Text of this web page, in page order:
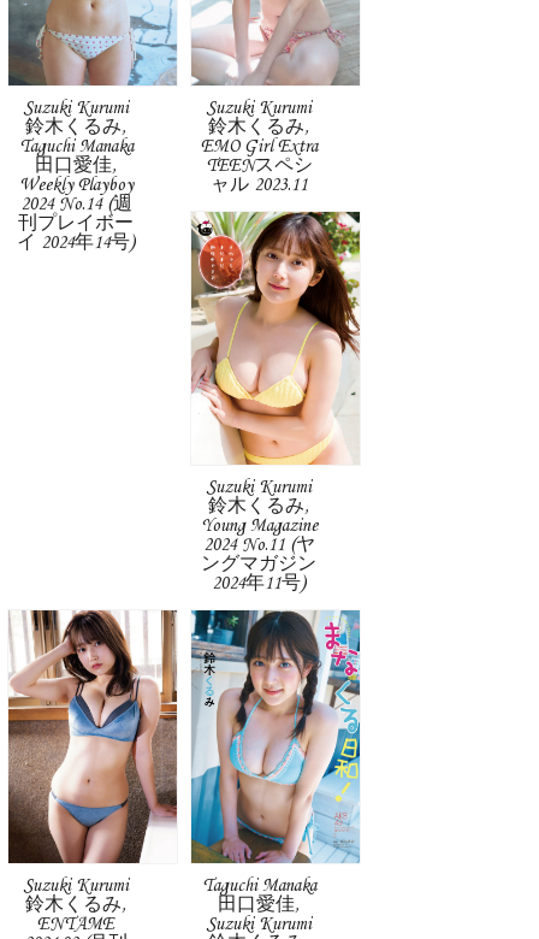
Suzuki Kurumi
鈴木くるみ,
Taguchi Manaka
田口愛佳,
Weekly Playboy
2024 No.14 (週
刊プレイボー
イ 2024年14号)
Suzuki Kurumi
鈴木くるみ,
EMO Girl Extra
TEENスペシ
ャル 2023.11
Suzuki Kurumi
鈴木くるみ,
Young Magazine
2024 No.11 (ヤ
ングマガジン
2024年11号)
Suzuki Kurumi
鈴木くるみ,
ENTAME
Taguchi Manaka
田口愛佳,
Suzuki Kurumi